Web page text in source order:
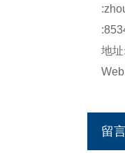
:
地址
留